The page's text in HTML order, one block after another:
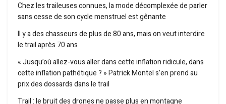
Chez les traileuses connues, la mode décomplexée de parler
sans cesse de son cycle menstruel est gênante
Il y a des chasseurs de plus de 80 ans, mais on veut interdire
le trail après 70 ans
« Jusqu’où allez-vous aller dans cette inflation ridicule, dans
cette inflation pathétique ? » Patrick Montel s’en prend au
prix des dossards dans le trail
Trail : le bruit des drones ne passe plus en montagne